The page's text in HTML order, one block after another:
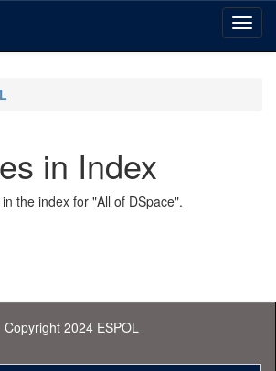
in Index
the index for "All of DSpace".
Copyright 2024 ESPOL